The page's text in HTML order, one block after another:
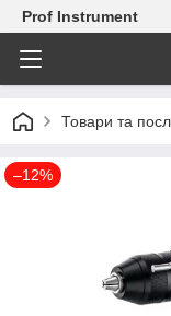
Prof Instrument
Товари та
–12%